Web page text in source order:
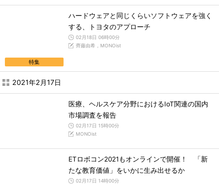
特集
ハードウェアと同じくらいソフトウェアを強く
する、トヨタのアプローチ
02月18日 06時00分
齊藤由希，MONOist
2021年2月17日
医療、ヘルスケア分野におけるIoT関連の国内
市場調査を報告
02月17日 15時00分
MONOist
ETロボコン2021もオンラインで開催！ 「新
たな教育価値」をいかに生み出せるか
02月17日 14時00分